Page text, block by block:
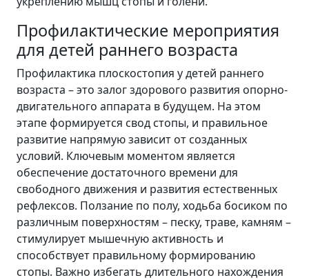
Профилактические мероприятия
для детей раннего возраста
Профилактика плоскостопия у детей раннего
возраста – это залог здорового развития опорно-
двигательного аппарата в будущем. На этом
этапе формируется свод стопы, и правильное
развитие напрямую зависит от созданных
условий. Ключевым моментом является
обеспечение достаточного времени для
свободного движения и развития естественных
рефлексов. Ползание по полу, ходьба босиком по
различным поверхностям – песку, траве, камням –
стимулирует мышечную активность и
способствует правильному формированию
стопы. Важно избегать длительного нахождения